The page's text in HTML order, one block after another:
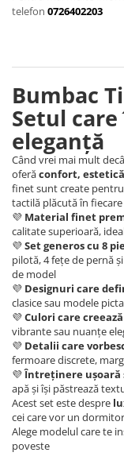
Bumbac Satinat
Cearceaf cu elastic
Cearceaf normal
Bumbac Satinat 3D
Cearceaf cu elastic 4
Cearceaf normal 4
Cearceaf normal 6
Bumbac Tip Damasc
Cearceaf normal 4
Cearceaf cu elastic
Cearceaf normal 6
Cearceaf cu elastic
Lenjerii De Pat
Cearceaf normal 4
Cearceaf cu elastic
Cearceaf normal 6
Lenjerii Catifea
Cearceaf cu elastic
Cearceaf normal
Persoana
Cearceaf normal 4
Set Lenjerie +
Lenjerii Bumbac
Huse De Pat Damasc
Huse De Pat
Huse De Pat Jersey
Cearceaf Pat + Fețe
Huse De Pat Catifea
Huse De Pat Catifea
140x200cm
Huse De Pat Catifea /
160x200cm
Huse De Pat Catifea
180x200cm
Huse Din Frotir
Huse De Pat
Huse De Pat
Huse De Pat
Huse De Pat
Huse De Pat
Huse Impermeabile
Huse Impermeabile
Huse Impermeabile
telefon 0726402203
Bumbac
Setul
eleganță
Când vrei mai mult
oferăconfort,
finet sunt create
tactilă plăcută în fiecare
💜 Material finet
calitate superioară,
💜Set generos cu 8
pilotă, 4 fețe de pernă
de model
💜 Designuri care
clasice sau modele
💜Culori care
vibrante sau nuanțe
💜 Detalii care
fermoare discrete,
💜Întreținere
apă și își păstrează
Acest set este despre
cei care vor un
Alege modelul care te
poveste